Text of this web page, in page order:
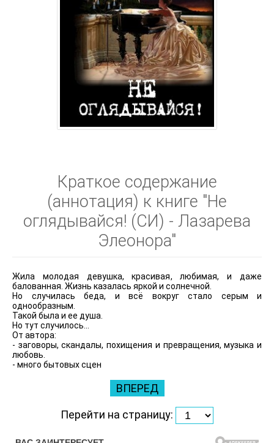
Краткое содержание
(аннотация) к книге "Не
оглядывайся! (СИ) - Лазарева
Элеонора"
Жила молодая девушка, красивая, любимая, и даже
балованная. Жизнь казалась яркой и солнечной.
Но случилась беда, и всё вокруг стало серым и
однообразным.
Такой была и ее душа.
Но тут случилось...
От автора:
- заговоры, скандалы, похищения и превращения, музыка и
любовь.
- много бытовых сцен
ВПЕРЕД
Перейти на страницу: